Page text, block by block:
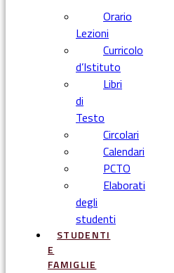
Orario
Lezioni
Curricolo
d’Istituto
Libri
di
Testo
Circolari
Calendari
PCTO
Elaborati
degli
studenti
STUDENTI
E
FAMIGLIE